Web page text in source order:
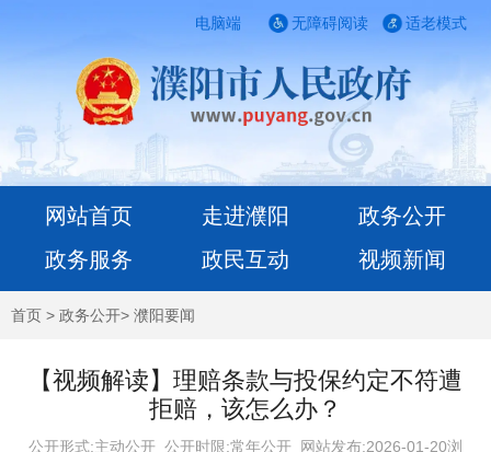
电脑端 适老模式
无障碍阅读
网站首页 走进濮阳
政务公开
政务服务
政民互动 视频新闻
首页 > 政务公开> 濮阳要闻
【视频解读】理赔条款与投保约定不符遭
拒赔，该怎么办？
公开形式:主动公开 公开时限:常年公开
网站发布:2026-01-20浏